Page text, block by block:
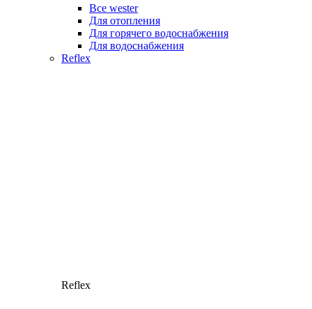
Все wester
Для отопления
Для горячего водоснабжения
Для водоснабжения
Reflex
Reflex